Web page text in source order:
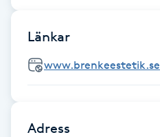
Frisör
Funktionsanalys
Färgning
Föning
Länkar
www.brenkeestetik.se
Adress